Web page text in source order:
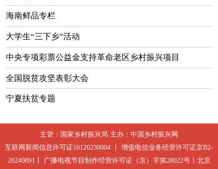
海南鲜品专栏
大学生“三下乡”活动
中央专项彩票公益金支持革命老区乡村振兴项目
全国脱贫攻坚表彰大会
宁夏扶贫专题
主管：国家乡村振兴局 主办：中国乡村振兴网
互联网新闻信息许可证10120230004 丨 增值电信业务经营许可证京B2-
20240091丨 广播电视节目制作经营许可证（京）字第28022号丨北京